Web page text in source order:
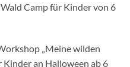
Camp für Kinder von 6
„Meine wilden
Kinder an Halloween ab 6